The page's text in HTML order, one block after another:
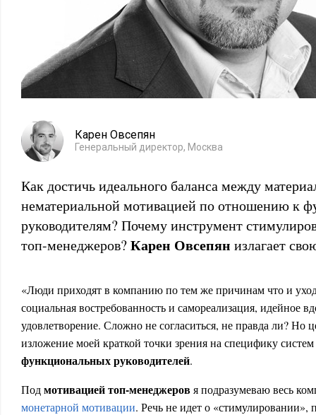
Карен Овсепян
Генеральный директор, Москва
Как достичь идеального баланса между
нематериальной мотивацией по отношению к
руководителям? Почему инструмент
топ-менеджеров?Карен Овсепян излагает
«Люди приходят в компанию по тем же причинам что и
социальная востребованность и самореализация, идейное
удовлетворение. Сложно не согласиться, не правда ли? Но
изложение моей краткой точки зрения на специфику систем
функциональных руководителей.
Подмотивацией топ-менеджеровя подразумеваю весь
монетарной мотивации. Речь не идет о «стимулировании»,